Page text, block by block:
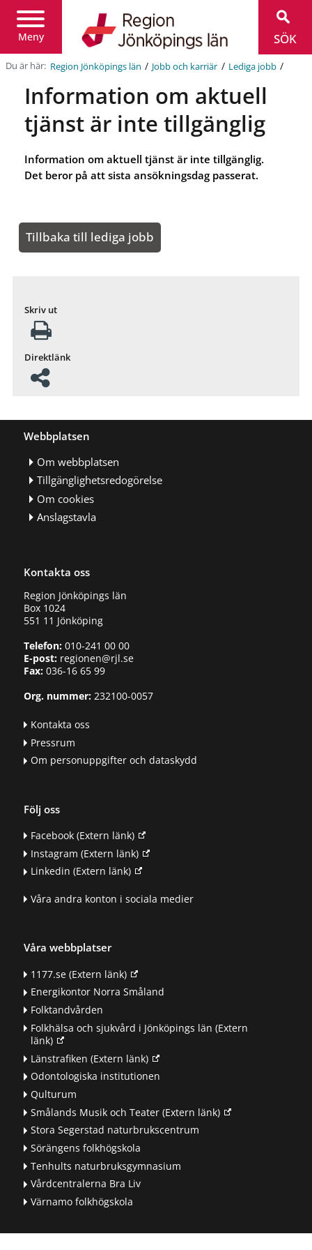
Meny
Jönköpings
län
SÖK
Du är här: Region Jönköpings län / Jobb och karriär / Lediga jobb /
Information om aktuell
tjänst är inte tillgänglig
Information om aktuell tjänst är inte tillgänglig.
Det beror på att sista ansökningsdag passerat.
Tillbaka till lediga jobb
Skriv ut
Direktlänk
Webbplatsen
Om webbplatsen
Tillgänglighetsredogörelse
Om cookies
Anslagstavla
Kontakta oss
Region Jönköpings län
Box 1024
551 11 Jönköping
Telefon:010-241 00 00
E-post:regionen@rjl.se
Fax: 036-16 65 99
Org. nummer:232100-0057
Kontakta oss
Pressrum
Om personuppgifter och dataskydd
Följ oss
Facebook(Extern länk)
Instagram (Extern länk)
Linkedin (Extern länk)
Våra andra konton i sociala medier
Våra webbplatser
1177.se(Extern länk)
Energikontor Norra Småland
Folktandvården
Folkhälsa och sjukvård i Jönköpings län (Extern
länk)
Länstrafiken (Extern länk)
Odontologiska institutionen
Qulturum
Smålands Musik och Teater(Extern länk)
Stora Segerstad naturbrukscentrum
Sörängens folkhögskola
Tenhults naturbruksgymnasium
Vårdcentralerna Bra Liv
Värnamo folkhögskola